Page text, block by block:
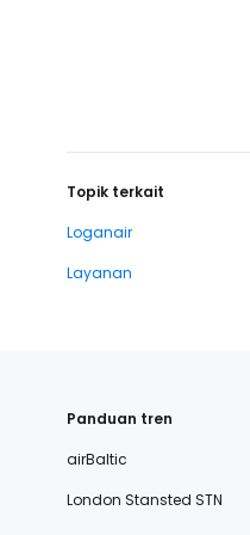
Topik terkait
Loganair
Layanan
Panduan tren
airBaltic
London Stansted STN